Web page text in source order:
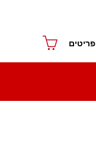
פריטים